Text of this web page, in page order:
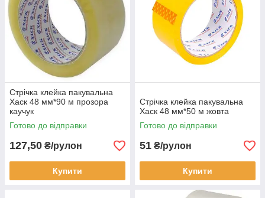
Стрічка клейка пакувальна
Хаск 48 мм*90 м прозора
каучук
Готово до відправки
127,50 ₴/рулон
Купити
Стрічка клейка пакувальна
Хаск 48 мм*50 м жовта
Готово до відправки
51 ₴/рулон
Купити